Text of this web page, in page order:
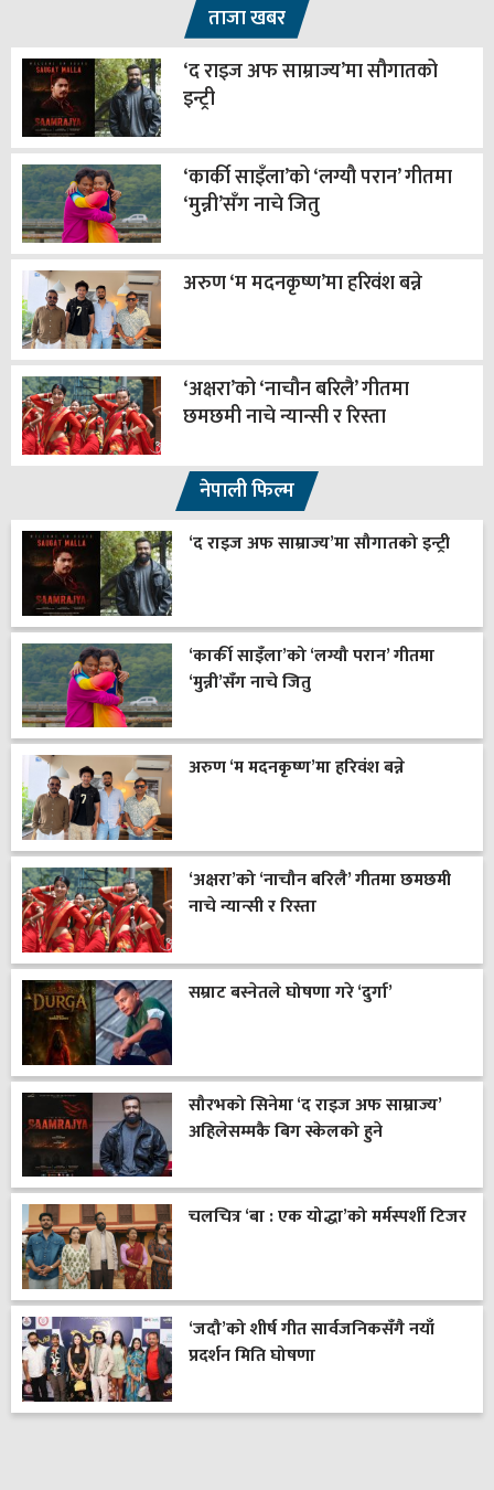
ताजा खबर
‘द राइज अफ साम्राज्य’मा सौगातको
इन्ट्री
‘कार्की साइँला’को ‘लग्यौ परान’ गीतमा
‘मुन्नी’सँग नाचे जितु
अरुण ‘म मदनकृष्ण’मा हरिवंश बन्ने
‘अक्षरा’को ‘नाचौन बरिलै’ गीतमा
छमछमी नाचे न्यान्सी र रिस्ता
नेपाली फिल्म
‘द राइज अफ साम्राज्य’मा सौगातको इन्ट्री
‘कार्की साइँला’को ‘लग्यौ परान’ गीतमा
‘मुन्नी’सँग नाचे जितु
अरुण ‘म मदनकृष्ण’मा हरिवंश बन्ने
‘अक्षरा’को ‘नाचौन बरिलै’ गीतमा छमछमी
नाचे न्यान्सी र रिस्ता
सम्राट बस्नेतले घोषणा गरे ‘दुर्गा’
सौरभको सिनेमा ‘द राइज अफ साम्राज्य’
अहिलेसम्मकै बिग स्केलको हुने
चलचित्र ‘बा : एक योद्धा’को मर्मस्पर्शी टिजर
‘जदौ’को शीर्ष गीत सार्वजनिकसँगै नयाँ
प्रदर्शन मिति घोषणा